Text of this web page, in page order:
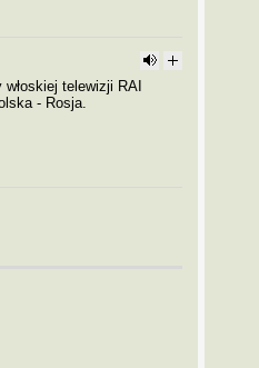
telewizji RAI
- Rosja.